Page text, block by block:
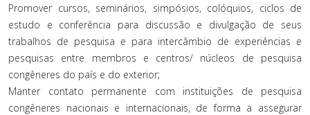
Promover cursos, seminários, simpósios, colóquios, ciclos de
estudo e conferência para discussão e divulgação de seus
trabalhos de pesquisa e para intercâmbio de experiências e
pesquisas entre membros e centros/ núcleos de pesquisa
congêneres do país e do exterior;
Manter contato permanente com instituições de pesquisa
congêneres nacionais e internacionais, de forma a assegurar